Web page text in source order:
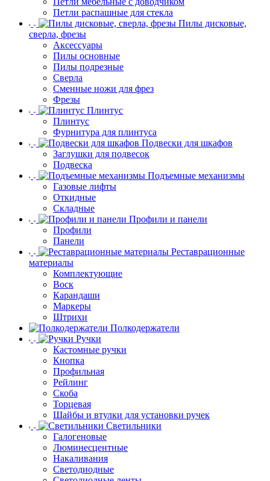
Петли распашные для стекла
Пилы дисковые,
сверла, фрезы
Аксессуары
Пилы основные
Пилы подрезные
Сверла
Сменные ножи для фрез
Фрезы
Плинтус
Плинтус
Фурнитура для плинтуса
Подвески для шкафов
Заглушки для подвесок
Подвеска
Подъемные механизмы
Газовые лифты
Откидные
Складные
Профили и панели
Профили
Панели
Реставрационные
материалы
Комплектующие
Воск
Карандаши
Маркеры
Штрихи
Полкодержатели
Ручки
Кастомные ручки
Кнопка
Профильная
Рейлинг
Скоба
Торцевая
Шайбы и втулки для установки ручек
Светильники
Галогеновые
Люминесцентные
Накаливания
Светодиодные